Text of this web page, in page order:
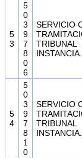
5
3
5
0
3
9
7
8
0
6
SERVICIO
TRIBUNAL
INSTANCIA.
5
4
5
0
3
9
7
8
1
0
SERVICIO
TRIBUNAL
INSTANCIA.